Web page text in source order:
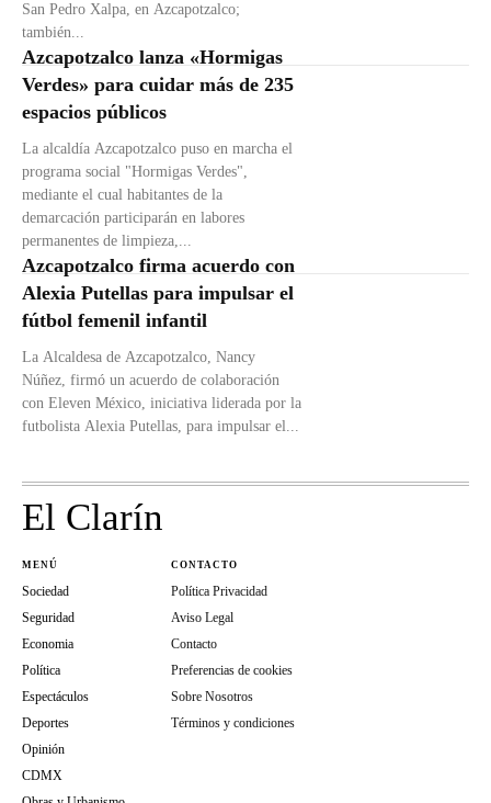
San Pedro Xalpa, en Azcapotzalco;
también...
Azcapotzalco lanza «Hormigas
Verdes» para cuidar más de 235
espacios públicos
La alcaldía Azcapotzalco puso en marcha el
programa social "Hormigas Verdes",
mediante el cual habitantes de la
demarcación participarán en labores
permanentes de limpieza,...
Azcapotzalco firma acuerdo con
Alexia Putellas para impulsar el
fútbol femenil infantil
La Alcaldesa de Azcapotzalco, Nancy
Núñez, firmó un acuerdo de colaboración
con Eleven México, iniciativa liderada por la
futbolista Alexia Putellas, para impulsar el...
El Clarín
MENÚ
Sociedad
Seguridad
Economia
Política
Espectáculos
Deportes
Opinión
CDMX
CONTACTO
Política Privacidad
Aviso Legal
Contacto
Preferencias de cookies
Sobre Nosotros
Términos y condiciones